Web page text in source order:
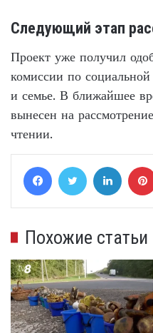
Следующий этап
Проект уже получил
комиссии по
и семье. В ближайшее
вынесен на
чтении.
FacebookTwitter
Похожие статьи